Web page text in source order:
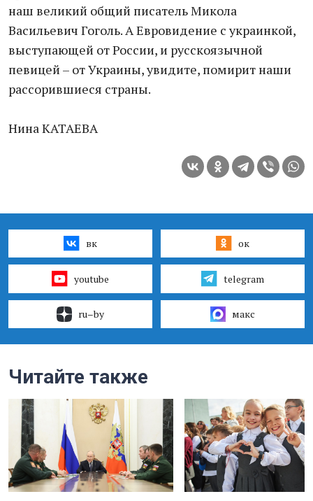
наш великий общий писатель Микола
Васильевич Гоголь. А Евровидение с украинкой,
выступающей от России, и русскоязычной
певицей – от Украины, увидите, помирит наши
рассорившиеся страны.
Нина КАТАЕВА
вк ок
youtube telegram
ru–by макс
Читайте также